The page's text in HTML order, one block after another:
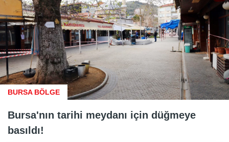
BURSA BÖLGE
Bursa'nın tarihi meydanı için düğmeye
basıldı!